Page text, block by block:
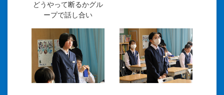
どうやって断るかグル
ープで話し合い